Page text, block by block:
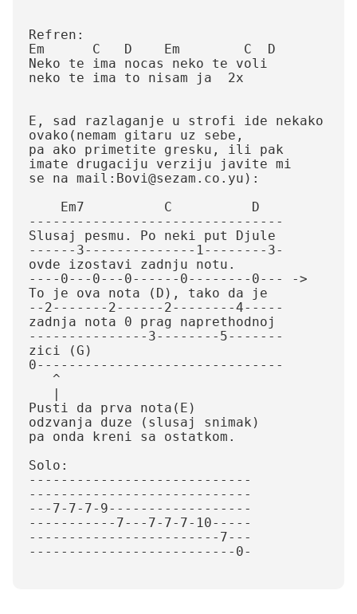
Refren:
Em      C   D    Em        C  D
Neko te ima nocas neko te voli
neko te ima to nisam ja  2x
E, sad razlaganje u strofi ide nekako
ovako(nemam gitaru uz sebe,
pa ako primetite gresku, ili pak
imate drugaciju verziju javite mi
se na mail:Bovi@sezam.co.yu):
--------------------------------
Slusaj pesmu. Po neki put Djule
------3--------------1--------3-
ovde izostavi zadnju notu.
----0---0---0------0--------0--- ->
To je ova nota (D), tako da je
--2-------2------2--------4-----
zadnja nota 0 prag naprethodnoj
---------------3--------5-------
zici (G)
0-------------------------------
Pusti da prva nota(E)
odzvanja duze (slusaj snimak)
pa onda kreni sa ostatkom.
Solo:
----------------------------
----------------------------
---7-7-7-9------------------
-----------7---7-7-7-10-----
------------------------7---
--------------------------0-